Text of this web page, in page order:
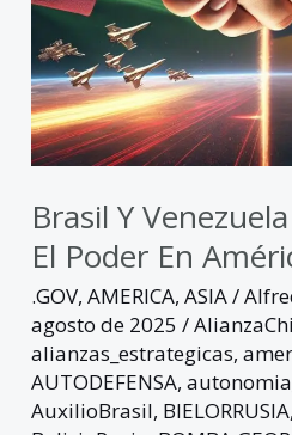
Brasil Y
El Poder En
.GOV,AMERICA,ASIA/
agosto de 2025/
alianzas_estrategicas,
AUTODEFENSA,
AuxilioBrasil, BIELORRUSIA,
Sur